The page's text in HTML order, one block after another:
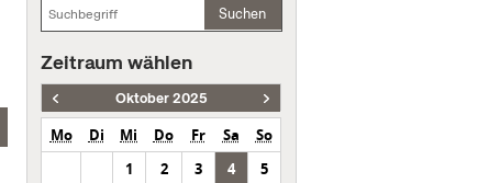
Suchen
Zeitraum wählen
Oktober 2025
Mo Di Mi Do Fr Sa
So
1
2 3 4
5